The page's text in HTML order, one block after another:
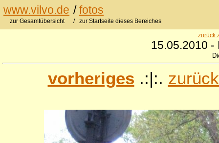
www.vilvo.de /fotos
zur Gesamtübersicht / zur Startseite dieses Bereiches
zurück
15.05.2010 -
vorheriges .:|:.